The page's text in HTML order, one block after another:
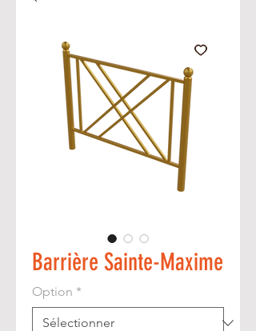
Barrière Sainte-Maxime
Option *